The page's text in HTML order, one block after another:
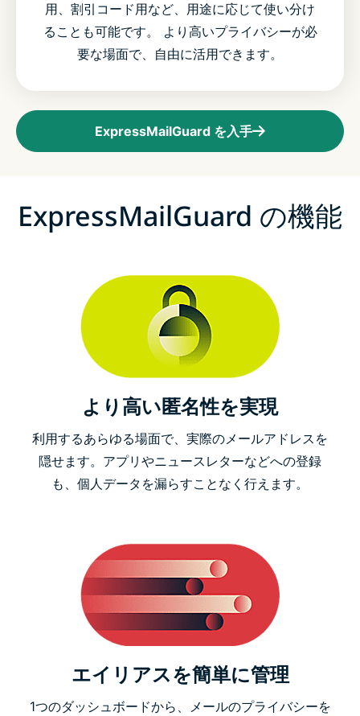
用、割引コード用など、用途に応じて使い分け
ることも可能です。 より高いプライバシーが必
要な場面で、自由に活用できます。
ExpressMailGuard を入手
ExpressMailGuard の機能
より高い匿名性を実現
利用するあらゆる場面で、実際のメールアドレスを
隠せます。アプリやニュースレターなどへの登録
も、個人データを漏らすことなく行えます。
エイリアスを簡単に管理
1つのダッシュボードから、メールのプライバシーを